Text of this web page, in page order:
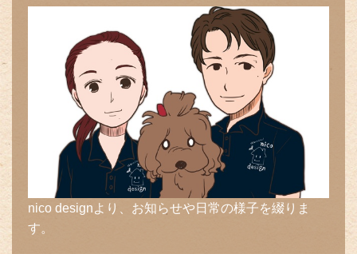
nico designより、お知らせや日常の様子を綴りま
す。